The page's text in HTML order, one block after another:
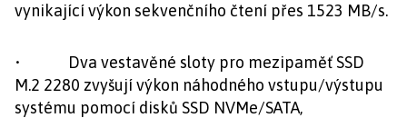
vynikající výkon sekvenčního čtení přes 1523 MB/s.
• Dva vestavěné sloty pro mezipaměť SSD
M.2 2280 zvyšují výkon náhodného vstupu/výstupu
systému pomocí disků SSD NVMe/SATA,